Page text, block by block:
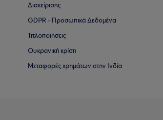
Διαχείρισης
GDPR - Προσωπικά Δεδομένα
Τιτλοποιήσεις
Ουκρανική κρίση
Μεταφορές χρημάτων στην Ινδία